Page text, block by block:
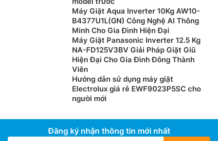
Máy Giặt Aqua Inverter 10Kg AW10-
B4377U1L(GN) Công Nghệ AI Thông
Minh Cho Gia Đình Hiện Đại
Máy Giặt Panasonic Inverter 12.5 Kg
NA-FD125V3BV Giải Pháp Giặt Giũ
Hiện Đại Cho Gia Đình Đông Thành
Viên
Hướng dẫn sử dụng máy giặt
Electrolux giá rẻ EWF9023P5SC cho
người mới
Đăng ký nhận thông tin mới nhất